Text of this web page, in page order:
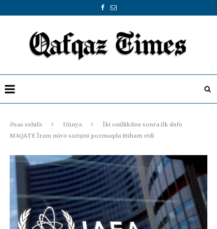
Əsas səhifə Dünya
İki onillikdən sonra ilk dəfə
MAQATE İranı nüvə sazişini pozmaqda ittiham etdi